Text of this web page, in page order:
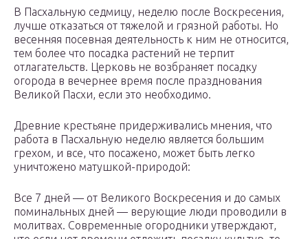
В Пасхальную седмицу, неделю после Воскресения,
лучше отказаться от тяжелой и грязной работы. Но
весенняя посевная деятельность к ним не относится,
тем более что посадка растений не терпит
отлагательств. Церковь не возбраняет посадку
огорода в вечернее время после празднования
Великой Пасхи, если это необходимо.
Древние крестьяне придерживались мнения, что
работа в Пасхальную неделю является большим
грехом, и все, что посажено, может быть легко
уничтожено матушкой-природой:
Все 7 дней — от Великого Воскресения и до самых
поминальных дней — верующие люди проводили в
молитвах. Современные огородники утверждают,